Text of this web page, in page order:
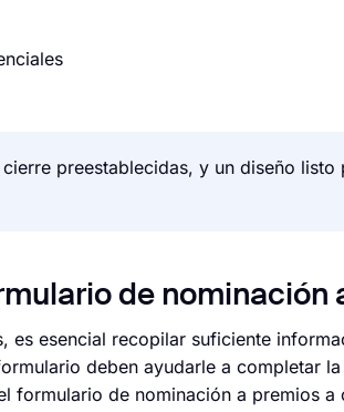
preestablecidas, y un diseño listo
de nominación
esencial recopilar suficiente
deben ayudarle a completar
formulario de nominación a premios a